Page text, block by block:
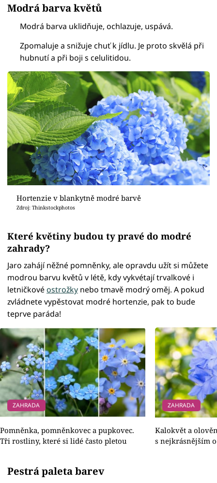
Modrá barva květů
Modrá barva uklidňuje, ochlazuje, uspává.
Zpomaluje a snižuje chuť k jídlu. Je proto skvělá při
hubnutí a při boji s celulitidou.
Hortenzie v blankytně modré barvě
Zdroj: Thinkstockphotos
Které květiny budou ty pravé do modré
zahrady?
Jaro zahájí něžné pomněnky, ale opravdu užít si můžete
modrou barvu květů v létě, kdy vykvétají trvalkové i
letničkovéostrožky nebo tmavě modrý oměj. A pokud
zvládnete vypěstovat modré hortenzie, pak to bude
teprve paráda!
ZAHRADA
Pomněnka, pomněnkovec a pupkovec.
Tři rostliny, které si lidé často pletou
ZAHRADA
Kalokvět a
s nejkrásnějším
Pestrá paleta barev